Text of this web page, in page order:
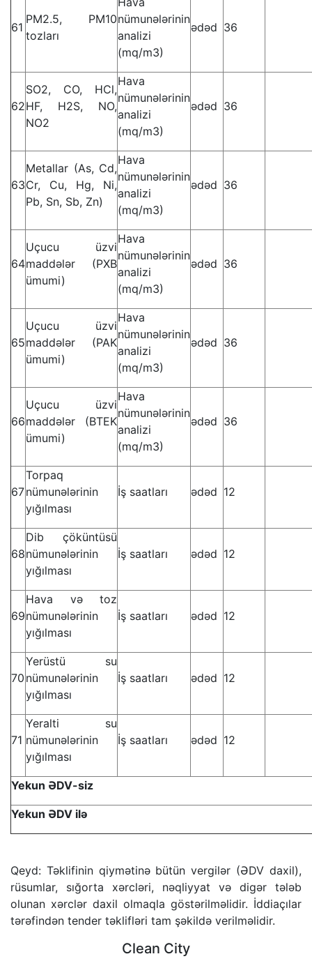
61
PM2.5, PM10
tozları
nümunələrinin
analizi
(mq/m3)
ədəd 36
62
SO2, CO, HCl,
HF, H2S, NO,
NO2
Hava
nümunələrinin
analizi
(mq/m3)
ədəd 36
63
Metallar (As, Cd,
Cr, Cu, Hg, Ni,
Pb, Sn, Sb, Zn)
Hava
nümunələrinin
analizi
(mq/m3)
ədəd 36
64
Uçucu üzvi
maddələr (PXB
ümumi)
Hava
nümunələrinin
analizi
(mq/m3)
ədəd 36
65
Uçucu üzvi
maddələr (PAK
ümumi)
Hava
nümunələrinin
analizi
(mq/m3)
ədəd 36
66
Uçucu üzvi
maddələr (BTEK
ümumi)
Hava
nümunələrinin
analizi
(mq/m3)
ədəd 36
67
Torpaq
nümunələrinin
yığılması
İş saatları ədəd 12
68
Dib çöküntüsü
nümunələrinin
yığılması
İş saatları ədəd 12
69
Hava və toz
nümunələrinin
yığılması
İş saatları ədəd 12
70
Yerüstü su
nümunələrinin
yığılması
İş saatları ədəd 12
71
Yeralti su
nümunələrinin
yığılması
İş saatları ədəd 12
Yekun ƏDV-siz
Yekun ƏDV ilə
Qeyd: Təklifinin qiymətinə bütün vergilər (ƏDV daxil),
rüsumlar, sığorta xərcləri, nəqliyyat və digər tələb
olunan xərclər daxil olmaqla göstərilməlidir. İddiaçılar
tərəfindən tender təklifləri tam şəkildə verilməlidir.
Clean City